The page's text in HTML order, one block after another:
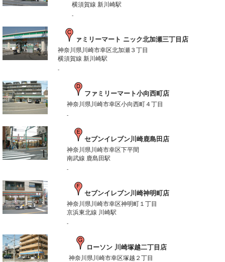
横須賀線 新川崎駅
-
ァミリーマート ニック北加瀬三丁目店
神奈川県川崎市幸区北加瀬３丁目
横須賀線 新川崎駅
-
ファミリーマート小向西町店
神奈川県川崎市幸区小向西町４丁目
-
セブンイレブン川崎鹿島田店
神奈川県川崎市幸区下平間
南武線 鹿島田駅
-
セブンイレブン川崎神明町店
神奈川県川崎市幸区神明町１丁目
京浜東北線 川崎駅
-
ローソン 川崎塚越二丁目店
神奈川県川崎市幸区塚越２丁目